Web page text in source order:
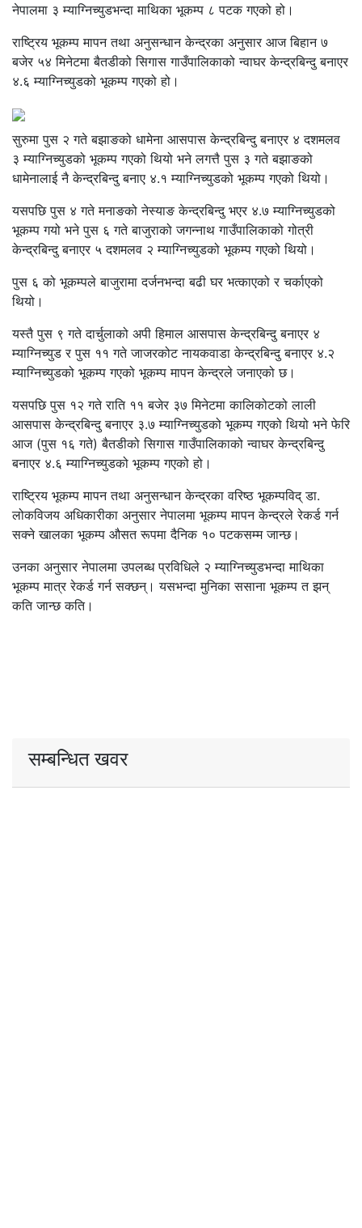
नेपालमा ३ म्याग्निच्युडभन्दा माथिका भूकम्प ८ पटक गएको हो।
राष्ट्रिय भूकम्प मापन तथा अनुसन्धान केन्द्रका अनुसार आज बिहान ७
बजेर ५४ मिनेटमा बैतडीको सिगास गाउँपालिकाको न्वाघर केन्द्रबिन्दु बनाएर
४.६ म्याग्निच्युडको भूकम्प गएको हो।
सुरुमा पुस २ गते बझाङको धामेना आसपास केन्द्रबिन्दु बनाएर ४ दशमलव
३ म्याग्निच्युडको भूकम्प गएको थियो भने लगत्तै पुस ३ गते बझाङको
धामेनालाई नै केन्द्रबिन्दु बनाए ४.१ म्याग्निच्युडको भूकम्प गएको थियो।
यसपछि पुस ४ गते मनाङको नेस्याङ केन्द्रबिन्दु भएर ४.७ म्याग्निच्युडको
भूकम्प गयो भने पुस ६ गते बाजुराको जगन्नाथ गाउँपालिकाको गोत्री
केन्द्रबिन्दु बनाएर ५ दशमलव २ म्याग्निच्युडको भूकम्प गएको थियो।
पुस ६ को भूकम्पले बाजुरामा दर्जनभन्दा बढी घर भत्काएको र चर्काएको
थियो।
यस्तै पुस ९ गते दार्चुलाको अपी हिमाल आसपास केन्द्रबिन्दु बनाएर ४
म्याग्निच्युड र पुस ११ गते जाजरकोट नायकवाडा केन्द्रबिन्दु बनाएर ४.२
म्याग्निच्युडको भूकम्प गएको भूकम्प मापन केन्द्रले जनाएको छ।
यसपछि पुस १२ गते राति ११ बजेर ३७ मिनेटमा कालिकोटको लाली
आसपास केन्द्रबिन्दु बनाएर ३.७ म्याग्निच्युडको भूकम्प गएको थियो भने फेरि
आज (पुस १६ गते) बैतडीको सिगास गाउँपालिकाको न्वाघर केन्द्रबिन्दु
बनाएर ४.६ म्याग्निच्युडको भूकम्प गएको हो।
राष्ट्रिय भूकम्प मापन तथा अनुसन्धान केन्द्रका वरिष्ठ भूकम्पविद् डा.
लोकविजय अधिकारीका अनुसार नेपालमा भूकम्प मापन केन्द्रले रेकर्ड गर्न
सक्ने खालका भूकम्प औसत रूपमा दैनिक १० पटकसम्म जान्छ।
उनका अनुसार नेपालमा उपलब्ध प्रविधिले २ म्याग्निच्युडभन्दा माथिका
भूकम्प मात्र रेकर्ड गर्न सक्छन्। यसभन्दा मुनिका ससाना भूकम्प त झन्
कति जान्छ कति।
सम्बन्धित खवर